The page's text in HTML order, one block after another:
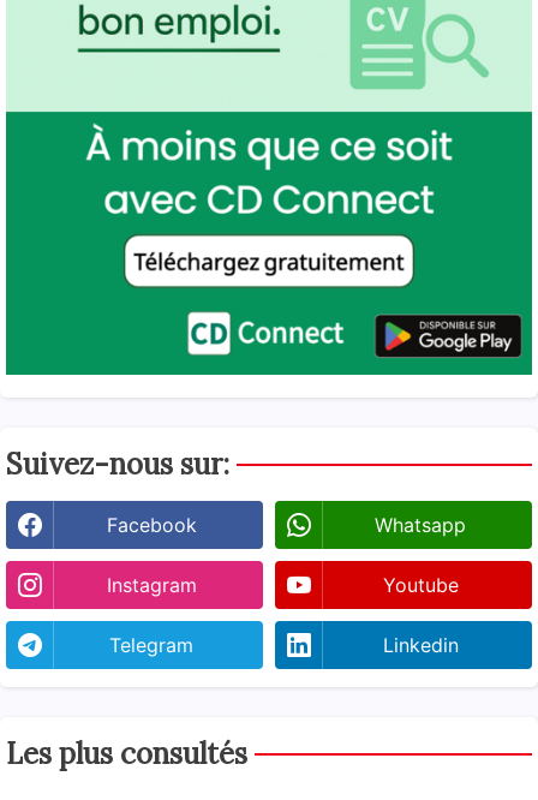
Suivez-nous sur:
Facebook Whatsapp
Instagram Youtube
Telegram Linkedin
Les plus consultés